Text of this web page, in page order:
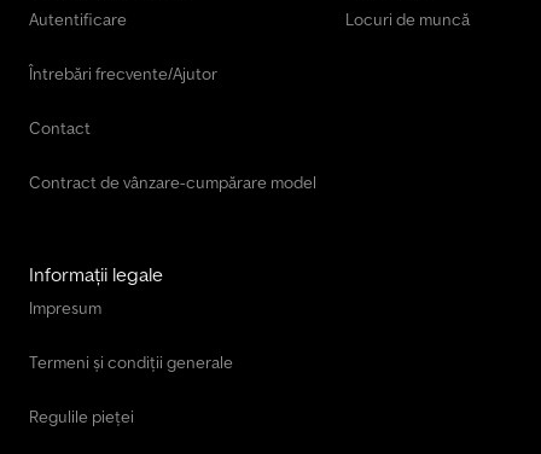
Autentificare
Întrebări frecvente/Ajutor
Contact
Contract de vânzare-cumpărare model
Locuri de muncă
Informații legale
Impresum
Termeni și condiții generale
Regulile pieței